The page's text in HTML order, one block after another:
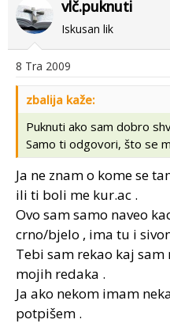
vlč.puknuti
Iskusan lik
8 Tra 2009
zbalija kaže:
Puknuti ako sam dobro
Samo ti odgovori, što se
Ja ne znam o kome se
ili ti boli me kur.ac .
Ovo sam samo naveo
crno/bjelo , ima tu i
Tebi sam rekao kaj
mojih redaka .
Ja ako nekom imam
potpišem .